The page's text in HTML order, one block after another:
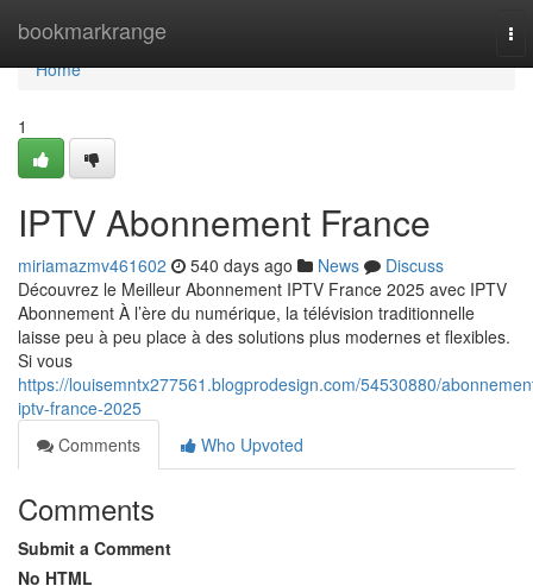
bookmarkrange
Home
Home
1
IPTV Abonnement France
miriamazmv461602 540 days ago News
Discuss
Découvrez le Meilleur Abonnement IPTV France 2025 avec IPTV
Abonnement À l’ère du numérique, la télévision traditionnelle
laisse peu à peu place à des solutions plus modernes et flexibles.
Si vous
https://louisemntx277561.blogprodesign.com/54530880/
iptv-france-2025
Comments
Who Upvoted
Comments
Submit a Comment
No HTML